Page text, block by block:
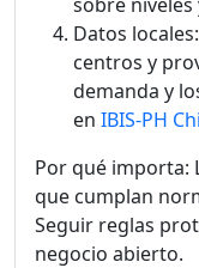
Datos
centros y
demanda y
en IBIS-PH
Por qué importa:
que cumplan
Seguir reglas
negocio abierto.